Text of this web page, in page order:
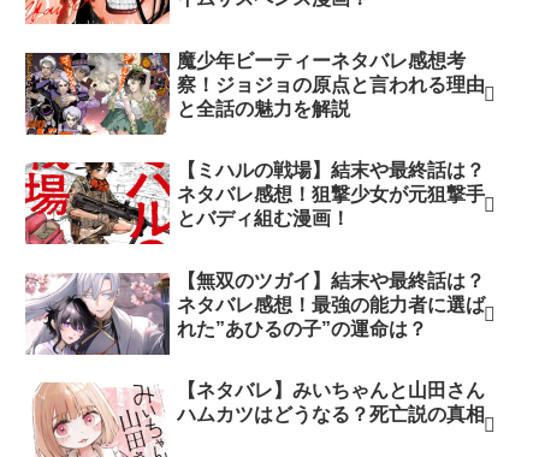
魔少年ビーティーネタバレ感想考
察！ジョジョの原点と言われる理由
と全話の魅力を解説
【ミハルの戦場】結末や最終話は？
ネタバレ感想！狙撃少女が元狙撃手
とバディ組む漫画！
【無双のツガイ】結末や最終話は？
ネタバレ感想！最強の能力者に選ば
れた”あひるの子”の運命は？
【ネタバレ】みいちゃんと山田さん
ハムカツはどうなる？死亡説の真相